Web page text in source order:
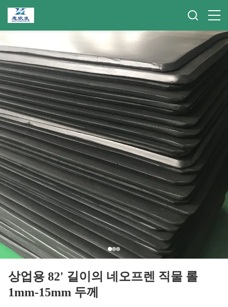
상업용 82' 길이의 네오프렌 직물 롤
1mm-15mm 두께